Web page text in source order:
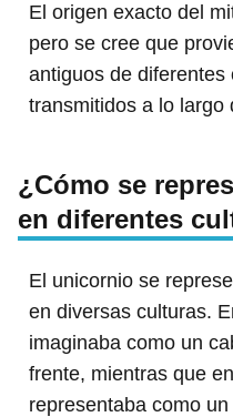
El origen exacto del
pero se cree que
antiguos de
transmitidos a lo largo
¿Cómo se
en diferentes
El unicornio se
en diversas culturas.
imaginaba como un
frente, mientras que
representaba como